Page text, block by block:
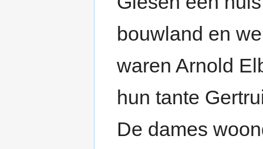
bouwland en
waren Arnold
hun tante
De dames